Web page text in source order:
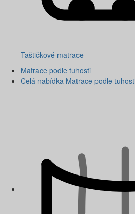
Taštičkové matrace
Matrace podle tuhosti
Celá nabídka Matrace podle